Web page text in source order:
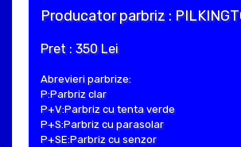
Producator parbriz :
Pret : 350 Lei
Abrevieri parbrize:
P:Parbriz clar
P+V:Parbriz cu tenta verde
P+S:Parbriz cu parasolar
P+SE:Parbriz cu senzor